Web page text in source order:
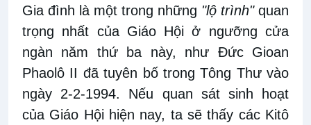
Gia đình là một trong những "lộ trình"quan
trọng nhất của Giáo Hội ở ngưỡng cửa
ngàn năm thứ ba này, như Đức Gioan
Phaolô II đã tuyên bố trong Tông Thư vào
ngày 2-2-1994. Nếu quan sát sinh hoạt
của Giáo Hội hiện nay, ta sẽ thấy các Kitô